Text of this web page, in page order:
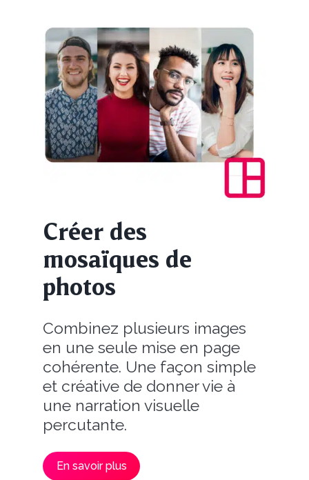
Créer des
mosaïques de
photos
Combinez plusieurs images
en une seule mise en page
cohérente. Une façon simple
et créative de donner vie à
une narration visuelle
percutante.
En savoir plus